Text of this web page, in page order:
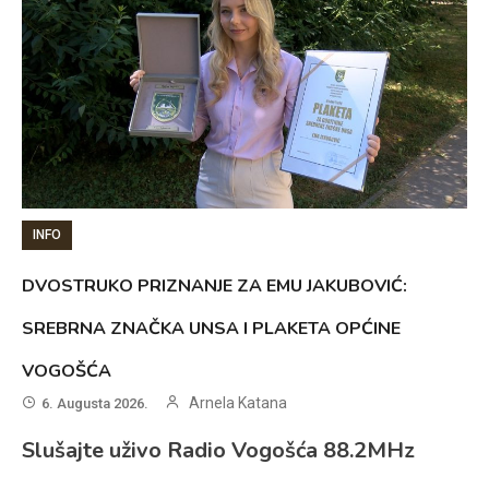
INFO
DVOSTRUKO PRIZNANJE ZA EMU JAKUBOVIĆ:
SREBRNA ZNAČKA UNSA I PLAKETA OPĆINE
VOGOŠĆA
6. Augusta 2026. Arnela Katana
Slušajte uživo Radio Vogošća 88.2MHz